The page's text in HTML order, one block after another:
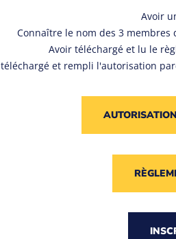
Avoir
Connaître le nom des 3 membres
Avoir téléchargé et lu le
et rempli l'autorisation